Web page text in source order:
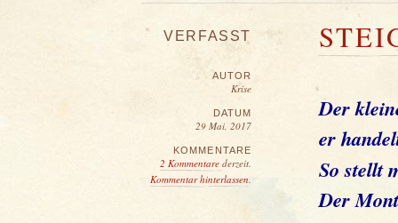
VERFASST
AUTOR
Krise
DATUM
29 Mai, 2017
KOMMENTARE
2 Kommentare derzeit.
Kommentar hinterlassen.
Der
er
So stellt
Der